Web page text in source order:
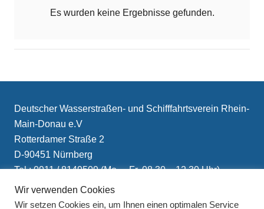
Es wurden keine Ergebnisse gefunden.
Deutscher Wasserstraßen- und Schifffahrtsverein Rhein-
Main-Donau e.V
Rotterdamer Straße 2
D-90451 Nürnberg
Tel.: 0911 / 8149509 (Mo. – Fr. 08.30 – 12.30 Uhr)
E-Mail: info(at)schifffahrtsverein.de
Wir verwenden Cookies
Wir setzen Cookies ein, um Ihnen einen optimalen Service